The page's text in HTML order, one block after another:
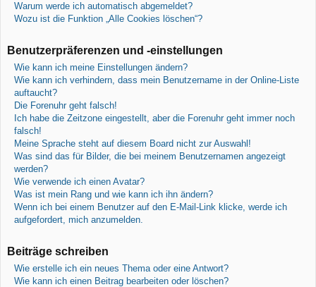
Warum werde ich automatisch abgemeldet?
Wozu ist die Funktion „Alle Cookies löschen“?
Benutzerpräferenzen und -einstellungen
Wie kann ich meine Einstellungen ändern?
Wie kann ich verhindern, dass mein Benutzername in der Online-Liste
auftaucht?
Die Forenuhr geht falsch!
Ich habe die Zeitzone eingestellt, aber die Forenuhr geht immer noch
falsch!
Meine Sprache steht auf diesem Board nicht zur Auswahl!
Was sind das für Bilder, die bei meinem Benutzernamen angezeigt
werden?
Wie verwende ich einen Avatar?
Was ist mein Rang und wie kann ich ihn ändern?
Wenn ich bei einem Benutzer auf den E-Mail-Link klicke, werde ich
aufgefordert, mich anzumelden.
Beiträge schreiben
Wie erstelle ich ein neues Thema oder eine Antwort?
Wie kann ich einen Beitrag bearbeiten oder löschen?